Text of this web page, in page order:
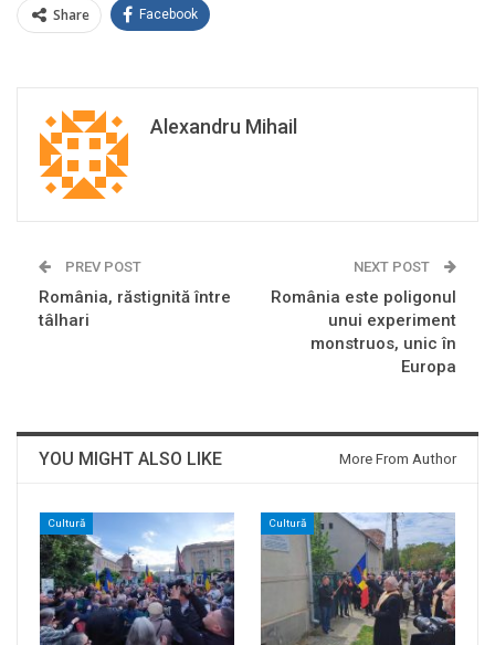
Share Facebook
Alexandru Mihail
PREV POST
România, răstignită între
tâlhari
NEXT POST
România este poligonul
unui experiment
monstruos, unic în
Europa
YOU MIGHT ALSO LIKE More From Author
Cultură Cultură